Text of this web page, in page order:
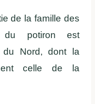
de la famille des
du potiron est
du Nord, dont la
celle de la